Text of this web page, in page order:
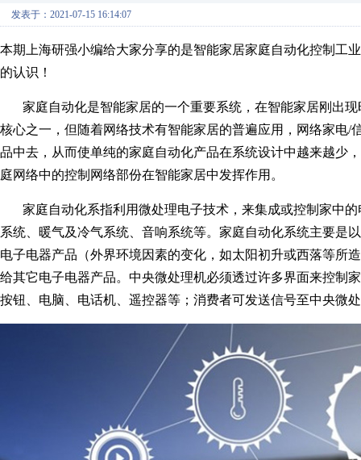
发表于：2021-07-15 16:14:07
本期上海研强小编给大家分享的是智能家居家庭自动化控制工
的认识！
家庭自动化是智能家居的一个重要系统，在智能家居刚出现
核心之一，但随着网络技术有智能家居的普遍应用，网络家电
品中去，从而使单纯的家庭自动化产品在系统设计中越来越少
庭网络中的控制网络部份在智能家居中发挥作用。
家庭自动化系指利用微处理电子技术，来集成或控制家中的
系统、暖气及冷气系统、音响系统等。家庭自动化系统主要是
电子电器产品（外界环境因素的变化，如太阳初升或西落等所
给其它电子电器产品。中央微处理机必须透过许多界面来控制
按钮、电脑、电话机、遥控器等；消费者可发送信号至中央微